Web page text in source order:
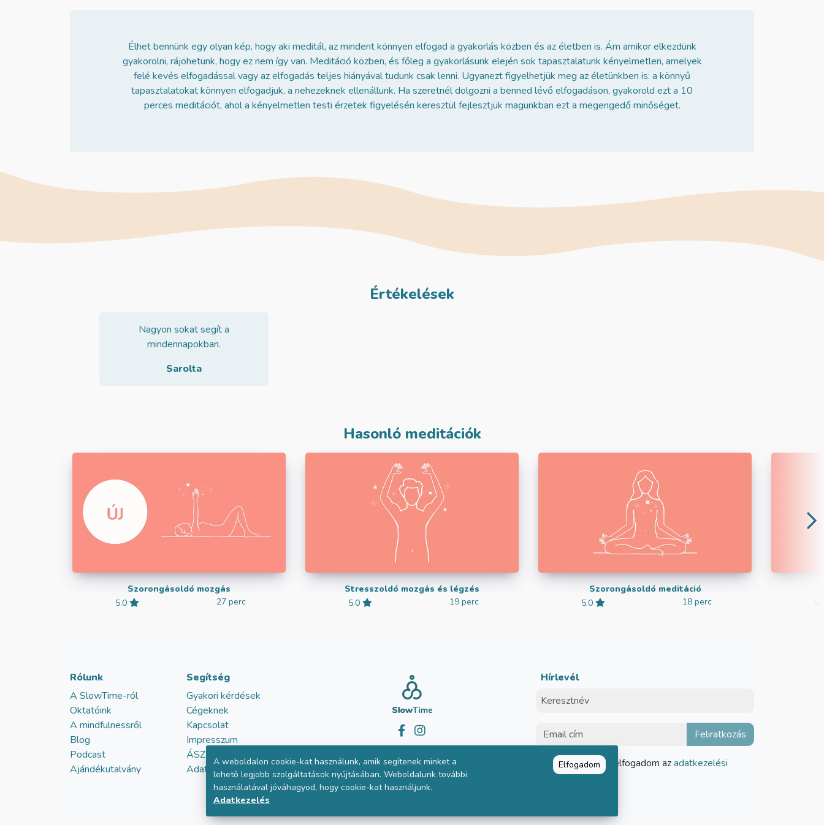
Élhet bennünk egy olyan kép, hogy aki meditál, az mindent könnyen elfogad a gyakorlás közben és az életben is. Ám amikor elkezdünk
gyakorolni, rájöhetünk, hogy ez nem így van. Meditáció közben, és főleg a gyakorlásunk elején sok tapasztalatunk kényelmetlen, amelyek
felé kevés elfogadással vagy az elfogadás teljes hiányával tudunk csak lenni. Ugyanezt figyelhetjük meg az életünkben is: a könnyű
tapasztalatokat könnyen elfogadjuk, a nehezeknek ellenállunk. Ha szeretnél dolgozni a benned lévő elfogadáson, gyakorold ezt a 10
perces meditációt, ahol a kényelmetlen testi érzetek figyelésén keresztül fejlesztjük magunkban ezt a megengedő minőséget.
Értékelések
Nagyon sokat segít a
mindennapokban.
Sarolta
Hasonló meditációk
Szorongásoldó mozgás
5.0
27 perc
Stresszoldó mozgás és légzés
5.0
19 perc
Szorongásoldó meditáció
5.0
18 perc
A weboldalon cookie-kat használunk, amik segítenek minket a
lehető legjobb szolgáltatások nyújtásában. Weboldalunk további
használatával jóváhagyod, hogy cookie-kat használjunk.
Adatkezelés
Elfogadom
Rólunk
A SlowTime-ról
Oktatóink
A mindfulnessről
Blog
Podcast
Ajándékutalvány
Segítség
Gyakori kérdések
Cégeknek
Kapcsolat
Impresszum
ÁSZF
Adatvédelem
Hírlevél
Elolvastam és elfogadom azadatkezelési
tájékoztatót